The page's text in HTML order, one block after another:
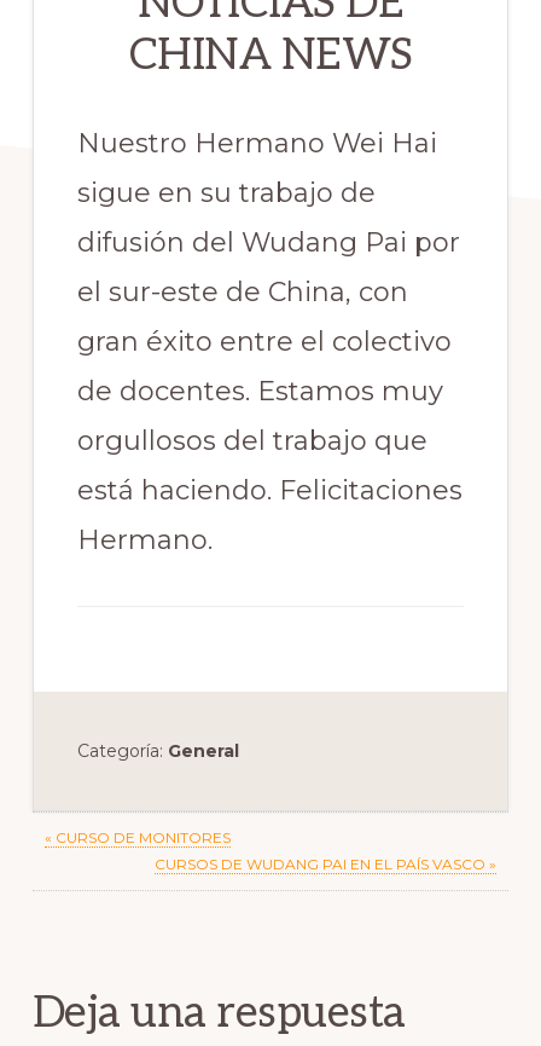
CHINA NEWS
Nuestro Hermano Wei Hai
sigue en su trabajo de
difusión del Wudang Pai por
el sur-este de China, con
gran éxito entre el colectivo
de docentes. Estamos muy
orgullosos del trabajo que
está haciendo. Felicitaciones
Hermano.
Categoría: General
Previous
« CURSO DE MONITORES
Next
Post:
CURSOS DE WUDANG PAI EN EL PAÍS VASCO »
Deja una respuesta